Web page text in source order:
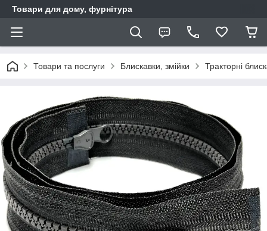
Товари для дому, фурнітура
Товари та послуги Блискавки, змійки Тракторні